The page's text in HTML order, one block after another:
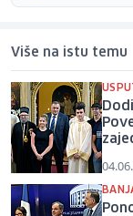
Više na istu temu